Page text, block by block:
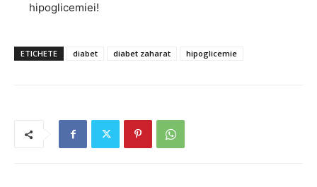
hipoglicemiei!
ETICHETE diabet diabet zaharat hipoglicemie